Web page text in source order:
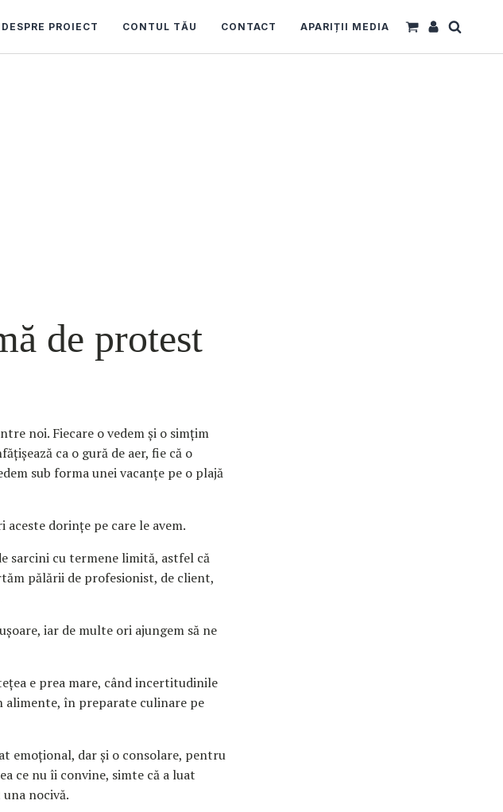
DESPRE PROIECT CONTUL TĂU CONTACT APARIȚII MEDIA
de protest
noi. Fiecare o vedem și o simțim
ca o gură de aer, fie că o
sub forma unei vacanțe pe o plajă
dorințe pe care le avem.
sarcini cu termene limită, astfel că
pălării de profesionist, de client,
iar de multe ori ajungem să ne
e prea mare, când incertitudinile
alimente, în preparate culinare pe
emoțional, dar și o consolare, pentru
ce nu îi convine, simte că a luat
nocivă.